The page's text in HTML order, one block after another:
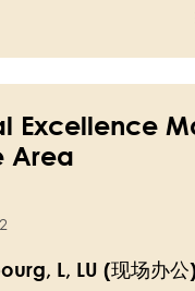
Excellence
Area
L, LU (现场办公